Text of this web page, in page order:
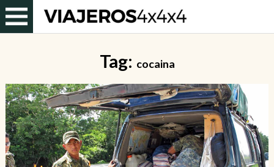
Tag: cocaina